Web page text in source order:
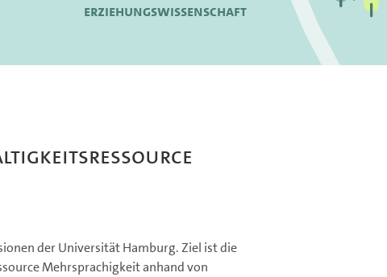
Erziehungswissenschaft
der Universität Hamburg. Ziel ist die
Mehrsprachigkeit anhand von